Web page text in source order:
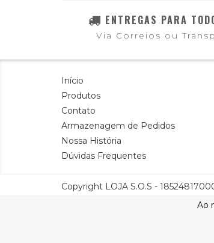
Ao
ENTREGAS PARA
Via Correios ou
Início
Produtos
Contato
Armazenagem de Pedidos
Nossa História
Dúvidas Frequentes
Copyright LOJA S.O.S -